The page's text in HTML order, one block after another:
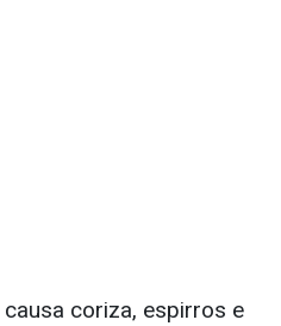
coriza, espirros e